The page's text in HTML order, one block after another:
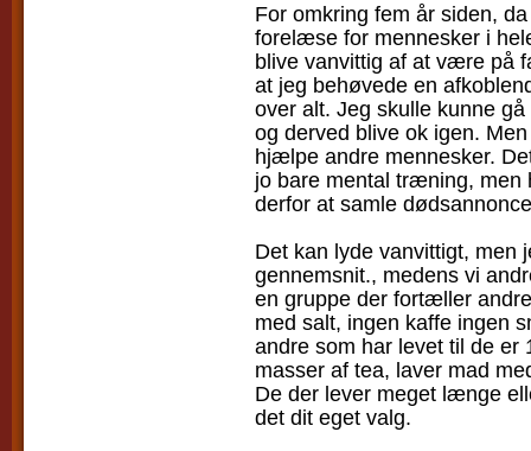
For omkring fem år siden,
forelæse for mennesker i
blive vanvittig af at være på
at jeg behøvede en
over alt. Jeg skulle kunne
og derved blive ok igen.
hjælpe andre mennesker.
jo bare mental træning,
derfor at samle
Det kan lyde vanvittigt, men
gennemsnit., medens vi
en gruppe der fortæller
med salt, ingen kaffe ingen
andre som har levet til de
masser af tea, laver mad
De der lever meget længe
det dit eget valg.